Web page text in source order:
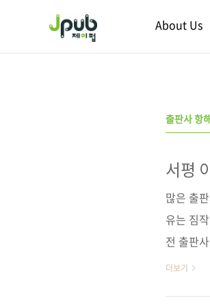
About Us
출판사 항
서평
많은 출
유는 짐
전 출판
긴 시간
더보기